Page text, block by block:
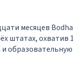
месяцев
штатах, охватив